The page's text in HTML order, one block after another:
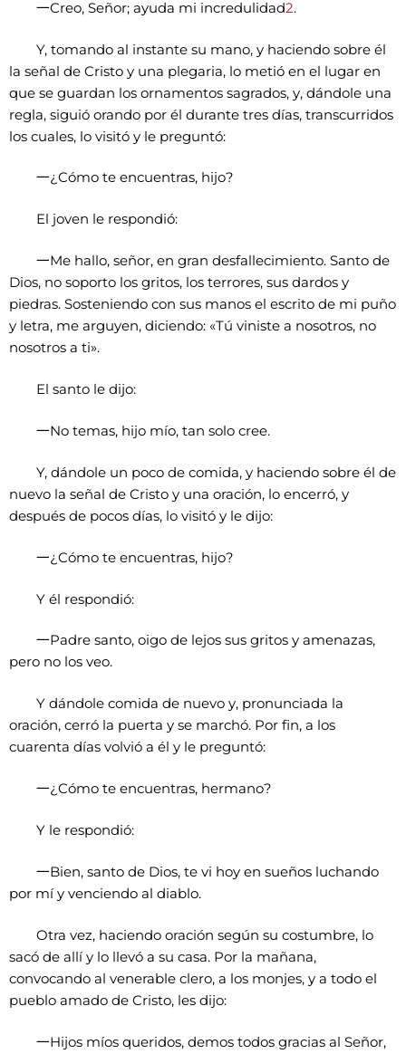
一Creo, Señor; ayuda mi incredulidad2.
Y, tomando al instante su mano, y haciendo sobre él
la señal de Cristo y una plegaria, lo metió en el lugar en
que se guardan los ornamentos sagrados, y, dándole una
regla, siguió orando por él durante tres días, transcurridos
los cuales, lo visitó y le preguntó:
一¿Cómo te encuentras, hijo?
El joven le respondió:
一Me hallo, señor, en gran desfallecimiento. Santo de
Dios, no soporto los gritos, los terrores, sus dardos y
piedras. Sosteniendo con sus manos el escrito de mi puño
y letra, me arguyen, diciendo: «Tú viniste a nosotros, no
nosotros a ti».
El santo le dijo:
一No temas, hijo mío, tan solo cree.
Y, dándole un poco de comida, y haciendo sobre él de
nuevo la señal de Cristo y una oración, lo encerró, y
después de pocos días, lo visitó y le dijo:
一¿Cómo te encuentras, hijo?
Y él respondió:
一Padre santo, oigo de lejos sus gritos y amenazas,
pero no los veo.
Y dándole comida de nuevo y, pronunciada la
oración, cerró la puerta y se marchó. Por fin, a los
cuarenta días volvió a él y le preguntó:
一¿Cómo te encuentras, hermano?
Y le respondió:
一Bien, santo de Dios, te vi hoy en sueños luchando
por mí y venciendo al diablo.
Otra vez, haciendo oración según su costumbre, lo
sacó de allí y lo llevó a su casa. Por la mañana,
convocando al venerable clero, a los monjes, y a todo el
pueblo amado de Cristo, les dijo:
一Hijos míos queridos, demos todos gracias al Señor,